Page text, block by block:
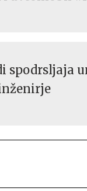
spodrsljaja